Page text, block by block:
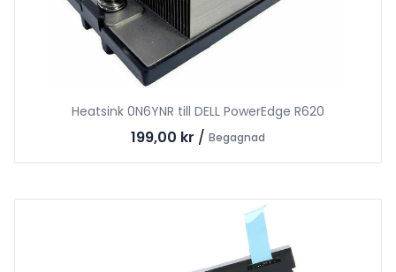
Heatsink 0N6YNR till DELL PowerEdge R620
199,00 kr / Begagnad